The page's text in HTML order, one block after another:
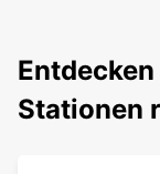
Stationen